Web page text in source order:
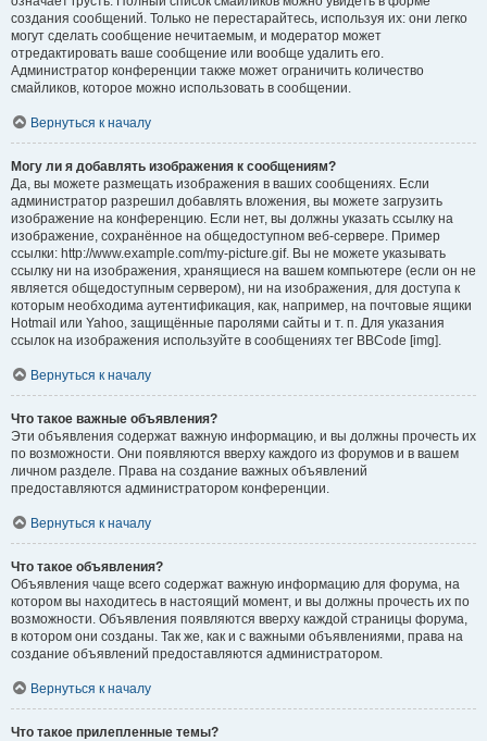
создания сообщений. Только не перестарайтесь, используя их: они легко
могут сделать сообщение нечитаемым, и модератор может
отредактировать ваше сообщение или вообще удалить его.
Администратор конференции также может ограничить количество
смайликов, которое можно использовать в сообщении.
Вернуться к началу
Могу ли я добавлять изображения к сообщениям?
Да, вы можете размещать изображения в ваших сообщениях. Если
администратор разрешил добавлять вложения, вы можете загрузить
изображение на конференцию. Если нет, вы должны указать ссылку на
изображение, сохранённое на общедоступном веб-сервере. Пример
ссылки: http://www.example.com/my-picture.gif. Вы не можете указывать
ссылку ни на изображения, хранящиеся на вашем компьютере (если он не
является общедоступным сервером), ни на изображения, для доступа к
которым необходима аутентификация, как, например, на почтовые ящики
Hotmail или Yahoo, защищённые паролями сайты и т. п. Для указания
ссылок на изображения используйте в сообщениях тег BBCode [img].
Вернуться к началу
Что такое важные объявления?
Эти объявления содержат важную информацию, и вы должны прочесть их
по возможности. Они появляются вверху каждого из форумов и в вашем
личном разделе. Права на создание важных объявлений
предоставляются администратором конференции.
Вернуться к началу
Что такое объявления?
Объявления чаще всего содержат важную информацию для форума, на
котором вы находитесь в настоящий момент, и вы должны прочесть их по
возможности. Объявления появляются вверху каждой страницы форума,
в котором они созданы. Так же, как и с важными объявлениями, права на
создание объявлений предоставляются администратором.
Вернуться к началу
Что такое прилепленные темы?